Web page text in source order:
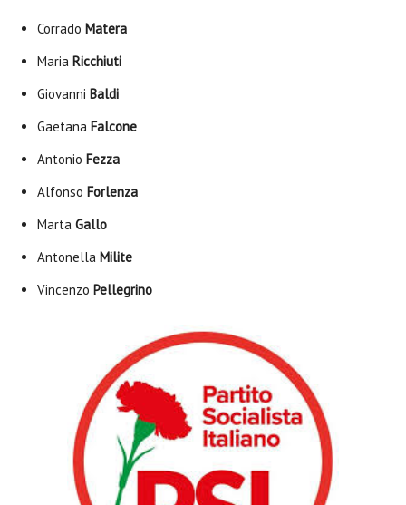
Corrado Matera
Maria Ricchiuti
Giovanni Baldi
Gaetana Falcone
Antonio Fezza
Alfonso Forlenza
Marta Gallo
Antonella Milite
Vincenzo Pellegrino